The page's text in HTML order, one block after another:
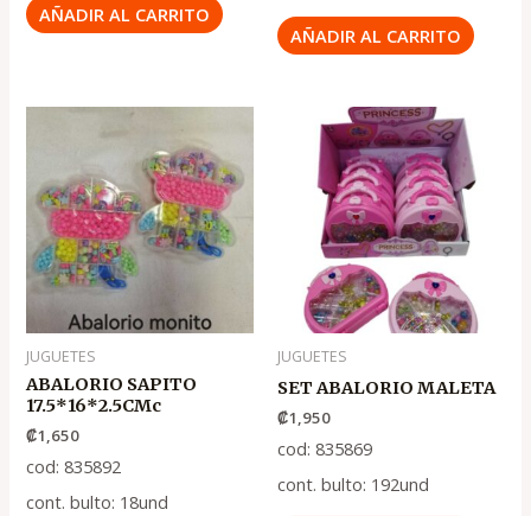
AÑADIR AL CARRITO
AÑADIR AL CARRITO
JUGUETES
ABALORIO SAPITO
17.5*16*2.5CMc
₡1,650
cod: 835892
cont. bulto: 18und
JUGUETES
SET ABALORIO MALETA
₡1,950
cod: 835869
cont. bulto: 192und